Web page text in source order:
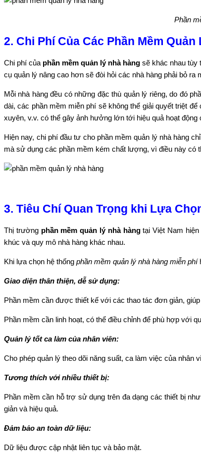
Phần
2. Chi Phí Của Các Phần Mềm Quản
Chi phí của phần mềm quản lý nhà hàng sẽ khác nhau tùy
cụ quản lý nâng cao hơn sẽ đòi hỏi các nhà hàng phải bỏ ra
Mỗi nhà hàng đều có những đặc thù quản lý riêng, do đó
dài, các phần mềm miễn phí sẽ không thể giải quyết triệt
xuyên, v.v. có thể gây ảnh hưởng lớn tới hiệu quả hoạt động
Hiện nay, chi phí đầu tư cho phần mềm quản lý nhà hàng
mà sử dụng các phần mềm kém chất lượng, vì điều này có
3. Tiêu Chí Quan Trọng khi Lựa
Thị trường phần mềm quản lý nhà hàngtại Việt Nam hiện
khúc và quy mô nhà hàng khác nhau.
Khi lựa chọn hệ thống phần mềm quản lý nhà hàng miễn phí
Giao diện thân thiện, dễ sử dụng:
Phần mềm cần được thiết kế với các thao tác đơn giản,
Phần mềm cần linh hoạt, có thể điều chỉnh để phù hợp với
Quản lý tốt ca làm của nhân viên:
Cho phép quản lý theo dõi năng suất, ca làm việc của nhân
Tương thích với nhiều thiết bị:
Phần mềm cần hỗ trợ sử dụng trên đa dạng các thiết bị
giản và hiệu quả.
Đảm bảo an toàn dữ liệu:
Dữ liệu được cập nhật liên tục và bảo mật.